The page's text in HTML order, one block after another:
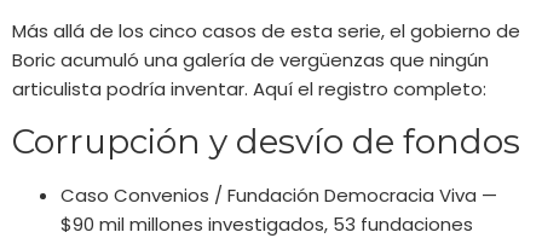
Más allá de los cinco casos de esta serie, el gobierno de
Boric acumuló una galería de vergüenzas que ningún
articulista podría inventar. Aquí el registro completo:
Corrupción y desvío de fondos
Caso Convenios / Fundación Democracia Viva —
$90 mil millones investigados, 53 fundaciones